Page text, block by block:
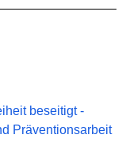
beseitigt -
Präventionsarbeit